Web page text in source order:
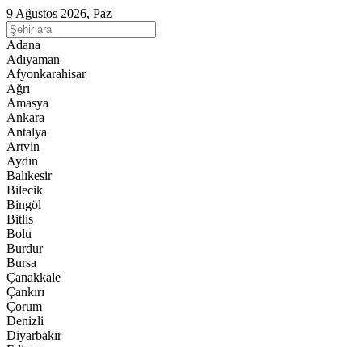
9 Ağustos 2026, Paz
Adana
Adıyaman
Afyonkarahisar
Ağrı
Amasya
Ankara
Antalya
Artvin
Aydın
Balıkesir
Bilecik
Bingöl
Bitlis
Bolu
Burdur
Bursa
Çanakkale
Çankırı
Çorum
Denizli
Diyarbakır